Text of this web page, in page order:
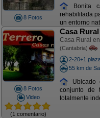
8 Fotos
Bonita
rehabilitada
un entorno
8 Fotos
Video
(1 comentario)
Casa
Casa Rural en
(Cantabria)
2-20+1
55 km de
Ubicado
conjunto de
totalmente